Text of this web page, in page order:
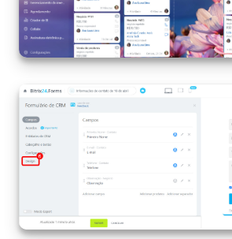
Análise CRM
Criador de BI
Automação
Marketing
Bitrix24.Sites
Loja On-line